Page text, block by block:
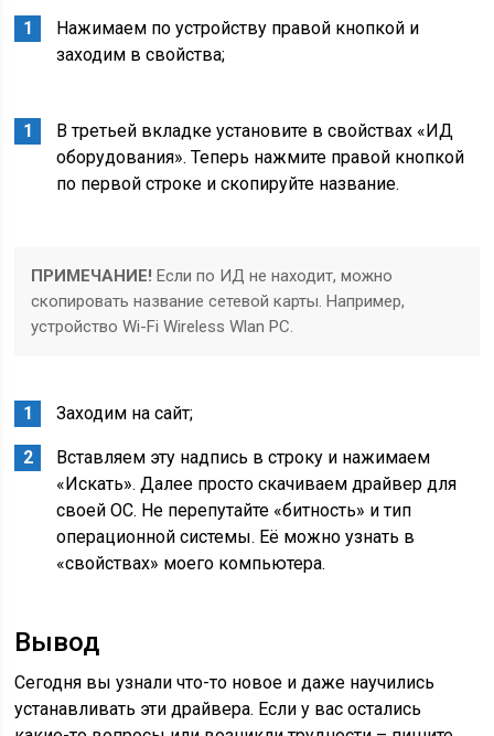
Нажимаем по устройству правой кнопкой и
заходим в свойства;
В третьей вкладке установите в свойствах «ИД
оборудования». Теперь нажмите правой кнопкой
по первой строке и скопируйте название.
ПРИМЕЧАНИЕ! Если по ИД не находит, можно
скопировать название сетевой карты. Например,
устройство Wi-Fi Wireless Wlan PC.
Заходим на сайт;
Вставляем эту надпись в строку и нажимаем
«Искать». Далее просто скачиваем драйвер для
своей ОС. Не перепутайте «битность» и тип
операционной системы. Её можно узнать в
«свойствах» моего компьютера.
Вывод
Сегодня вы узнали что-то новое и даже научились
устанавливать эти драйвера. Если у вас остались